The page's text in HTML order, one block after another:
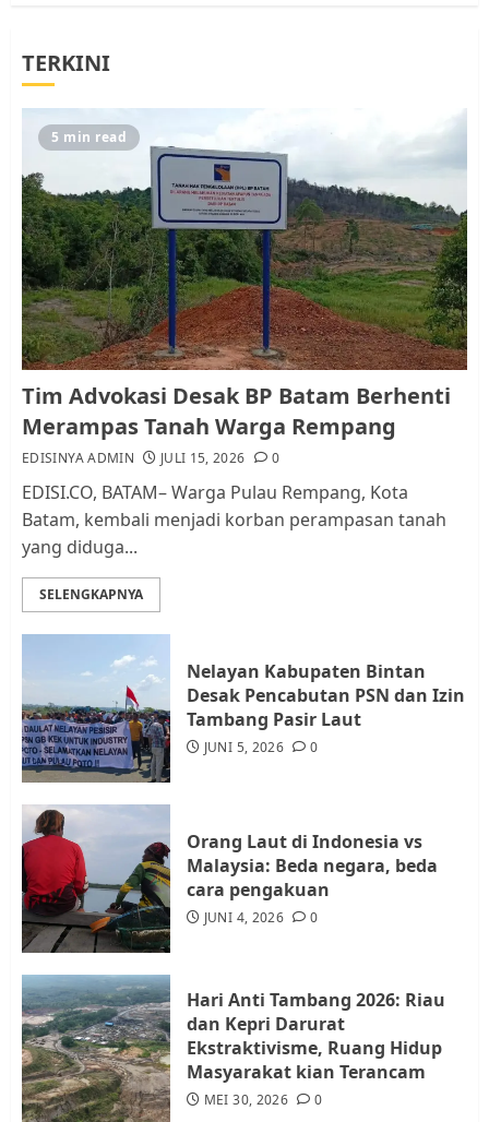
5
1
Pemko Batam Tegaskan RT dan
RW bukan Petugas Pendataan
dan Pemungutan Pajak
AGUSTUS 1, 2026 0
Kader Pajak jadi Penghubung
Pemerintah dan Masyarakat di
Lingkungan RT/RW
AGUSTUS 1, 2026
4
Warga Rempang Ajukan
Audiensi dengan Wali Kota
5
Tim Advokasi Desak BP Batam
Berhenti Merampas Tanah
TERKINI
5 min read
Tim Advokasi Desak BP Batam Berhenti
Merampas Tanah Warga Rempang
EDISINYA ADMIN JULI 15, 2026 0
EDISI.CO, BATAM– Warga Pulau Rempang, Kota
Batam, kembali menjadi korban perampasan tanah
yang diduga...
SELENGKAPNYA
Nelayan Kabupaten Bintan
Desak Pencabutan PSN dan Izin
Tambang Pasir Laut
JUNI 5, 2026 0
Orang Laut di Indonesia vs
Malaysia: Beda negara, beda
cara pengakuan
JUNI 4, 2026 0
Hari Anti Tambang 2026: Riau
dan Kepri Darurat
Ekstraktivisme, Ruang Hidup
Masyarakat kian Terancam
MEI 30, 2026 0